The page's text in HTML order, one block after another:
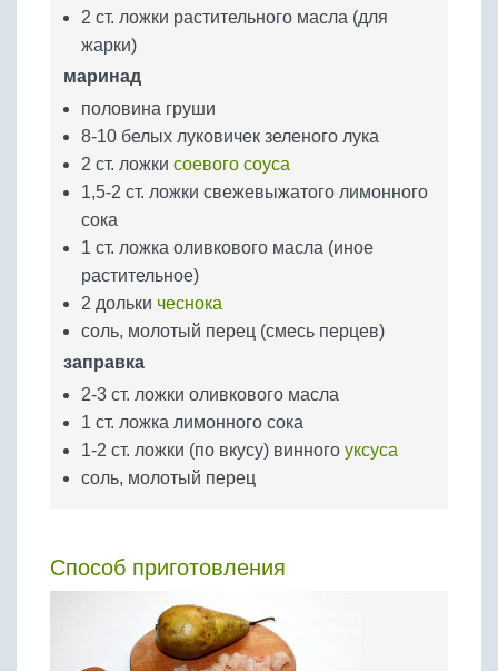
2 ст. ложки растительного масла (для
жарки)
маринад
половина груши
8-10 белых луковичек зеленого лука
2 ст. ложки соевого соуса
1,5-2 ст. ложки свежевыжатого лимонного
сока
1 ст. ложка оливкового масла (иное
растительное)
2 дольки чеснока
соль, молотый перец (смесь перцев)
заправка
2-3 ст. ложки оливкового масла
1 ст. ложка лимонного сока
1-2 ст. ложки (по вкусу) винного уксуса
соль, молотый перец
Способ приготовления